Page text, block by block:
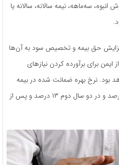
سه‌ماهه، نیمه سالانه، سالانه یا
حق بیمه و تخصیص سود به آن‌ها
برای برآورده کردن نیازهای
بود. نرخ بهره ضمانت شده در بیمه
عمر فردی در دو سال اول برابر با ۱۶ درصد و در دو سال دوم ۱۳ درصد و پس از